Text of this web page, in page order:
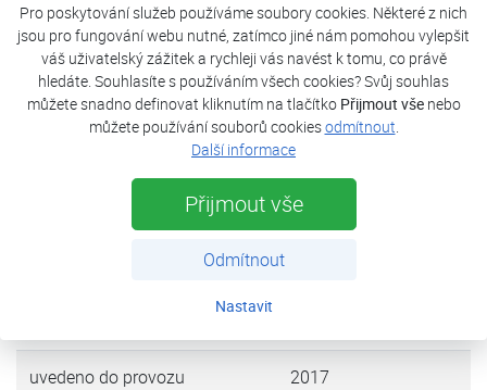
Pro poskytování služeb používáme soubory cookies. Některé z nich
jsou pro fungování webu nutné, zatímco jiné nám pomohou vylepšit
váš uživatelský zážitek a rychleji vás navést k tomu, co právě
hledáte. Souhlasíte s používáním všech cookies? Svůj souhlas
můžete snadno definovat kliknutím na tlačítko Přijmout všenebo
můžete používání souborů cookiesodmítnout
Další informace
Přijmout vše
Odmítnout
Nastavit
Tepelné čerpadlo FUJI Kaiteki 12 je použito pro vytápění
rodinného domu a ohřevu teplé užitkové vody. Jako
bivalentní zdroj slouží elektrokotel instalovaný v tepelném
čerpadle.
tepelná ztráta objektu 8 kW
FUJI Kaiteki 12
uvedeno do provozu 2017